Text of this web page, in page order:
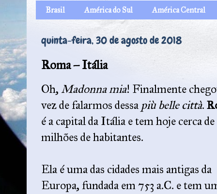
Brasil América do Sul América Central
quinta-feira, 30 de agosto de 2018
Roma – Itália
Oh, Madonna mia! Finalmente
vez de falarmos dessa più belle città.
é a capital da Itália e tem hoje cerca de
milhões de habitantes.
Ela é uma das cidades mais antigas da
Europa, fundada em 753 a.C. e tem